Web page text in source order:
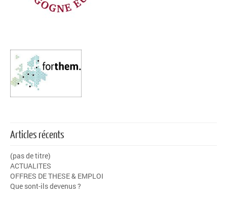
Articles récents
(pas de titre)
ACTUALITES
OFFRES DE THESE & EMPLOI
Que sont-ils devenus ?